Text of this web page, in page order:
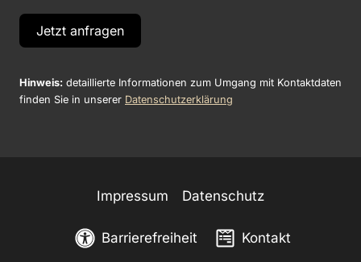
Jetzt anfragen
Hinweis: detaillierte Informationen zum Umgang mit Kontaktdaten
finden Sie in unserer Datenschutzerklärung
Impressum Datenschutz
Barrierefreiheit Kontakt